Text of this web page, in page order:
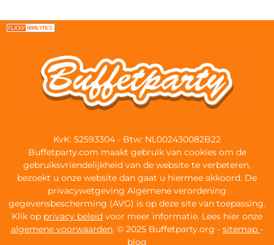
KvK: 52593304 - Btw: NL002430082B22
Buffetparty.com maakt gebruik van cookies om de
gebruiksvriendelijkheid van de website te verbeteren,
bezoekt u onze website dan gaat u hiermee akkoord. De
privacywetgeving Algemene verordening
gegevensbescherming (AVG) is op deze site van toepassing.
Klik op privacy beleid voor meer informatie. Lees hier onze
algemene voorwaarden. © 2025 Buffetparty.org - sitemap -
blog